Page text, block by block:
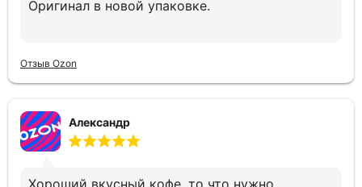
Оригинал в новой упаковке.
Отзыв Ozon
Александр